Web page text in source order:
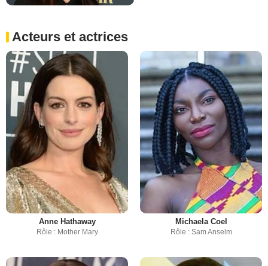
Acteurs et actrices
Anne Hathaway
Rôle : Mother Mary
Michaela Coel
Rôle : Sam Anselm